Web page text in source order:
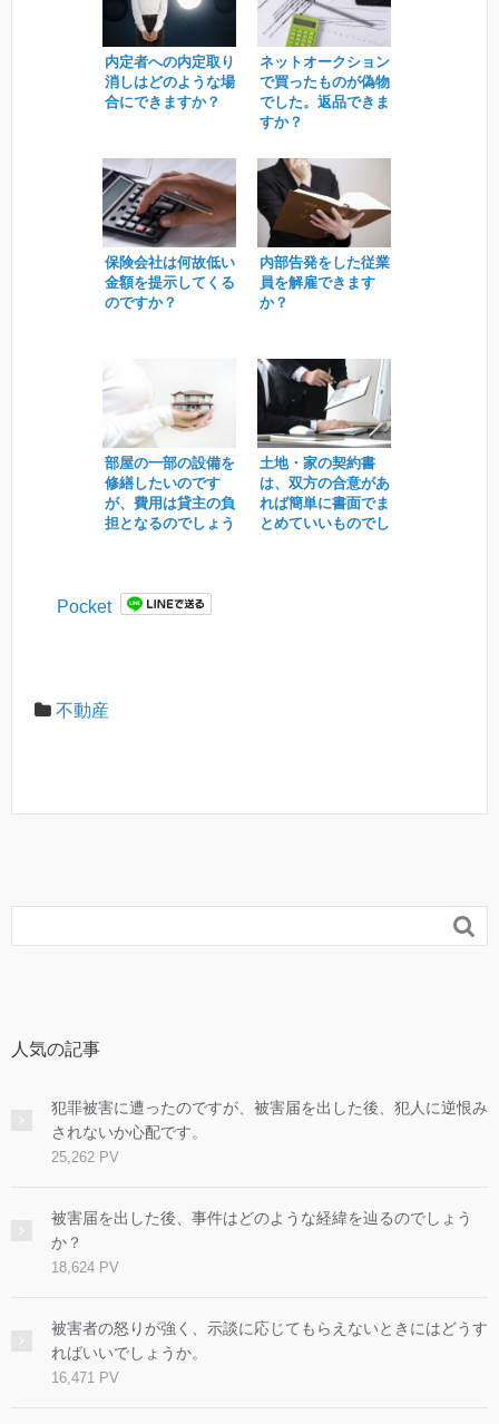
内定者への内定取り
消しはどのような場
合にできますか？
ネットオークション
で買ったものが偽物
でした。返品できま
すか？
保険会社は何故低い
金額を提示してくる
のですか？
内部告発をした従業
員を解雇できます
か？
部屋の一部の設備を
修繕したいのです
が、費用は貸主の負
担となるのでしょう
土地・家の契約書
は、双方の合意があ
れば簡単に書面でま
とめていいものでし
Pocket
不動産

人気の記事
犯罪被害に遭ったのですが、被害届を出した後、犯人に逆恨み
されないか心配です。
25,262 PV
被害届を出した後、事件はどのような経緯を辿るのでしょう
か？
18,624 PV
被害者の怒りが強く、示談に応じてもらえないときにはどうす
ればいいでしょうか。
16,471 PV